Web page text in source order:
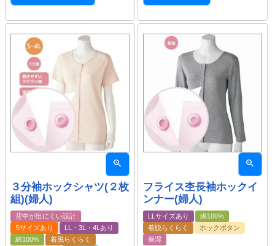
３分袖ホックシャツ(２枚
組)(婦人)
背中が出にくい設計
Sサイズあり
LL・3L・4Lあり
綿100%
着脱らくらく
フライス杢長袖ホックイ
ンナー(婦人)
LLサイズあり
綿100%
着脱らくらく
ホックボタン
保湿